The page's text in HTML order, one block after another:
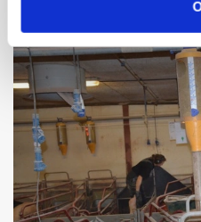
Bønder holder vagt ved